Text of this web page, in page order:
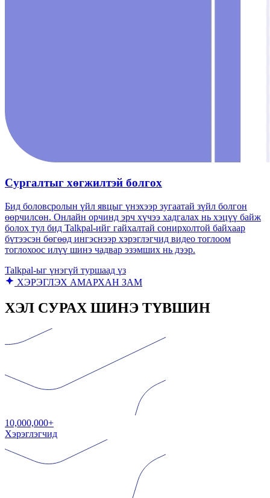
Сургалтыг хөгжилтэй болгох
Бид боловсролын үйл явцыг үнэхээр зугаатай зүйл болгон
өөрчилсөн. Онлайн орчинд эрч хүчээ хадгалах нь хэцүү байж
болох тул бид Talkpal-ийг гайхалтай сонирхолтой байхаар
бүтээсэн бөгөөд ингэснээр хэрэглэгчид видео тоглоом
тоглохоос илүү шинэ чадвар эзэмших нь дээр.
Talkpal-ыг үнэгүй туршаад үз
ХЭРЭГЛЭХ АМАРХАН ЗАМ
ХЭЛ СУРАХ ШИНЭ ТҮВШИН
10,000,000+
Хэрэглэгчид